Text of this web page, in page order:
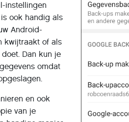
instellingen
ook handig als
Android-
kwijtraakt of als
Dan kun je
omdat
en ook
van je